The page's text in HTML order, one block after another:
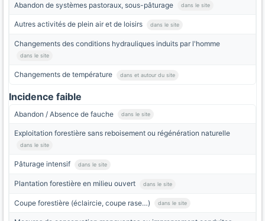
Abandon de systèmes pastoraux, sous-pâturage dans le site
Autres activités de plein air et de loisirs dans le site
Changements des conditions hydrauliques induits par l'homme
dans le site
Changements de température dans et autour du site
Incidence faible
Abandon / Absence de fauche dans le site
Exploitation forestière sans reboisement ou régénération naturelle
dans le site
Pâturage intensif dans le site
Plantation forestière en milieu ouvert dans le site
Coupe forestière (éclaircie, coupe rase…) dans le site